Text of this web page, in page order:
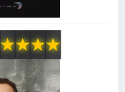
★
★
★
★